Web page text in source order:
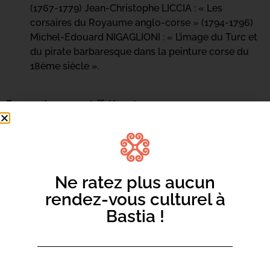
(1767-1779) Jean-Christophe LICCIA : « Les
corsaires du Royaume anglo-corse » (1794-1796)
Michel-Edouard NIGAGLIONI : « L’image du Turc et
du pirate barbaresque dans la peinture corse du
18ème siècle ».
Espace Jeunesse (1erétage)
FAIRE LIRE vous racontent des histoires de pirates
« A la rencontre de Guglielmo Lorenzi, corsaire en
Méditerranée », présentation de son ouvrage
(à partir de 8 ans)
Ne ratez plus aucun
rendez-vous culturel à
Bastia !